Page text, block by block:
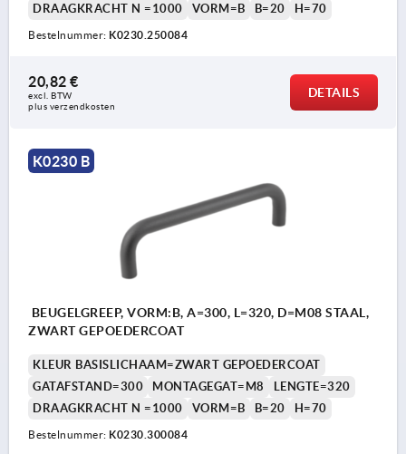
DRAAGKRACHT N =1000
VORM=B B=20 H=70
Bestelnummer: K0230.250084
20,82 €
excl. BTW
plus verzendkosten
DETAILS
K0230 B
BEUGELGREEP, VORM:B, A=300, L=320, D=M08 STAAL,
ZWART GEPOEDERCOAT
KLEUR BASISLICHAAM=ZWART GEPOEDERCOAT
GATAFSTAND=300
MONTAGEGAT=M8
LENGTE=320
DRAAGKRACHT N =1000
VORM=B B=20 H=70
Bestelnummer: K0230.300084